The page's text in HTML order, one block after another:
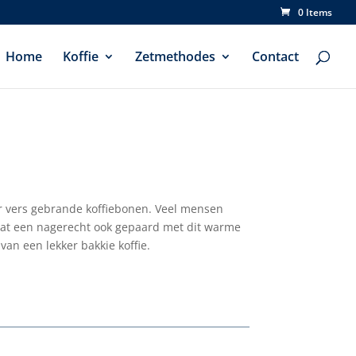
0 Items
Home Koffie Zetmethodes Contact
gebrande koffiebonen. Veel mensen
een nagerecht ook gepaard met dit warme
een lekker bakkie koffie.